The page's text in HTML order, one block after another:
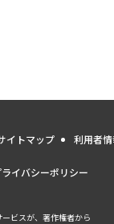
イトマップ 利用者
ライバシーポリシー
ビスが、著作権者から